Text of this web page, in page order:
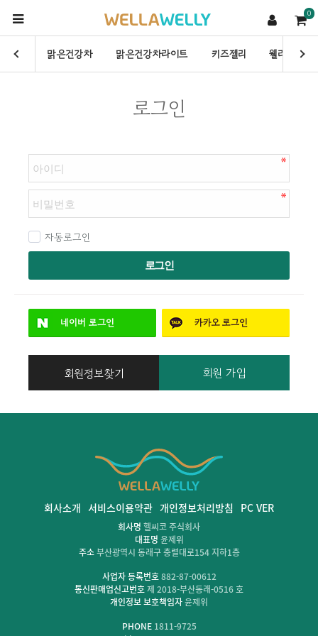
0
맑은건강차 맑은건강차라이트 키즈젤리 웰라웰리
로그인
자동로그인
로그인
네이버 로그인 카카오로그인
회원정보찾기 회원 가입
회사소개 서비스이용약관 개인정보처리방침 PC VER
회사명 헬씨코 주식회사
대표명 윤제위
주소부산광역시 동래구 충렬대로154 지하1층
사업자 등록번호882-87-00612
통신판매업신고번호제 2018-부산동래-0516 호
개인정보 보호책임자윤제위
PHONE1811-9725